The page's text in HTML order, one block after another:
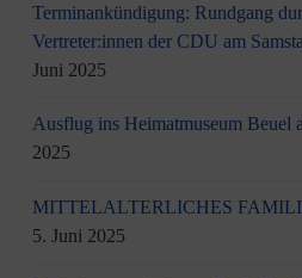
Terminankündigung: Rundgang
Vertreter:innen der CDU am
Juni 2025
Ausflug ins Heimatmuseum Beuel
2025
MITTELALTERLICHES
5. Juni 2025